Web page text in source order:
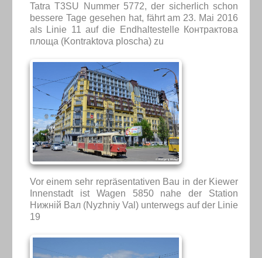
Tatra T3SU Nummer 5772, der sicherlich schon
bessere Tage gesehen hat, fährt am 23. Mai 2016
als Linie 11 auf die Endhaltestelle Контрактова
площа (Kontraktova ploscha) zu
Vor einem sehr repräsentativen Bau in der Kiewer
Innenstadt ist Wagen 5850 nahe der Station
Нижній Вал (Nyzhniy Val) unterwegs auf der Linie
19